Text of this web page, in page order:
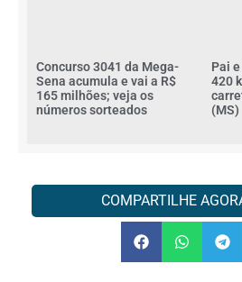
Concurso 3041 da Mega-
Sena acumula e vai a R$
165 milhões; veja os
números sorteados
Pai
420
(MS)
COMPARTILHE